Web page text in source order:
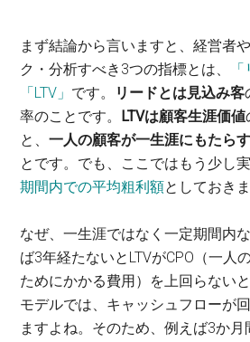
まず結論から言いますと、経営者
ク・分析すべき3つの指標とは、
「LTV」 です。 リードとは見込み客
率のことです。
LTVは顧客生涯価値
と、一人の顧客が一生涯にもたら
とです。でも、ここではもう少し
期間内での平均粗利額としておきま
なぜ、一生涯ではなく一定期間内
ば3年経たないとLTVがCPO（一人
ためにかかる費用）を上回らない
モデルでは、キャッシュフローが
ますよね。そのため、例えば3か